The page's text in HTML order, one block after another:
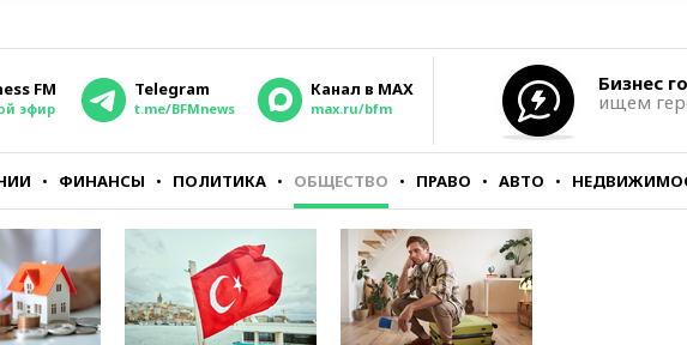
FM
эфир
Telegram
t.me/BFMnews
Канал в MAX
max.ru/bfm
Бизнес
ищем
ФИНАНСЫ ПОЛИТИКА ОБЩЕСТВО ПРАВО АВТО